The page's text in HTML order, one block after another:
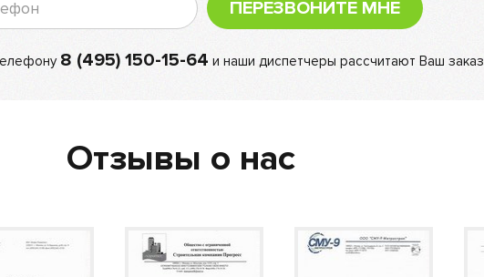
ПЕРЕЗВОНИТЕ МНЕ
8 (495) 150-15-64 и наши диспетчеры рассчитают Ваш заказ
Отзывы о нас